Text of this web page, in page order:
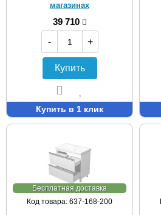
магазинах
39 710
-
+
Купить
Купить в 1 клик
Бесплатная доставка
Код товара: 637-168-200